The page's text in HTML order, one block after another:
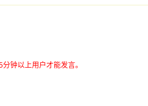
钟以上用户才能发言。